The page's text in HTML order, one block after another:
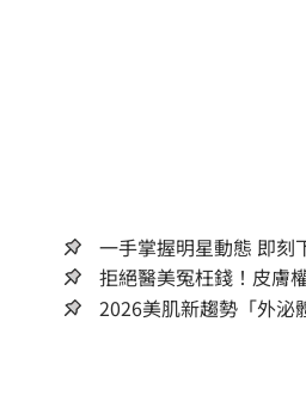
一手掌握
拒絕醫美冤枉錢！皮膚
2026美肌新趨勢「外泌